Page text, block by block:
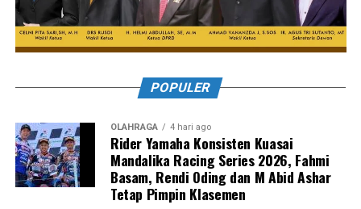
POPULER
OLAHRAGA 4 hari ago
Rider Yamaha Konsisten Kuasai
Mandalika Racing Series 2026, Fahmi
Basam, Rendi Oding dan M Abid Ashar
Tetap Pimpin Klasemen